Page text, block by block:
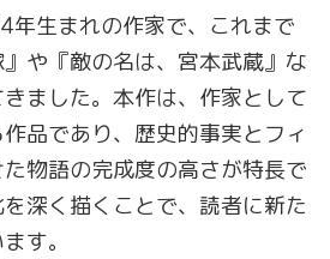
年生まれの作家で、これまで
や『敵の名は、宮本武蔵』な
ました。本作は、作家として
品であり、歴史的事実とフィ
物語の完成度の高さが特長で
深く描くことで、読者に新た
す。